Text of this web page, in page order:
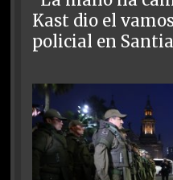
Kast dio el
policial en